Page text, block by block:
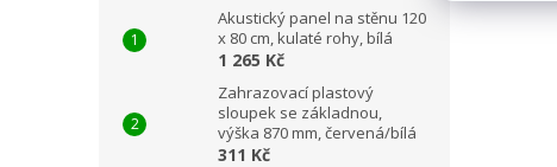
Akustický panel na stěnu 120
x 80 cm, kulaté rohy, bílá
1 265 Kč
Zahrazovací plastový
sloupek se základnou,
výška 870 mm, červená/bílá
311 Kč